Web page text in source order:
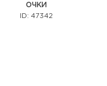
ОЧКИ
ID: 47342